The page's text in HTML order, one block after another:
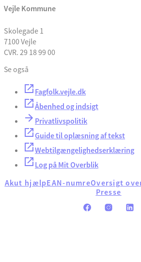
Vejle Kommune
Skolegade 1
7100 Vejle
CVR. 29 18 99 00
Se også
Fagfolk.vejle.dk
Åbenhed og indsigt
Privatlivspolitik
Guide til oplæsning af tekst
Webtilgængelighedserklæring
Log på Mit Overblik
Akut hjælpEAN-numreOversigt
Presse